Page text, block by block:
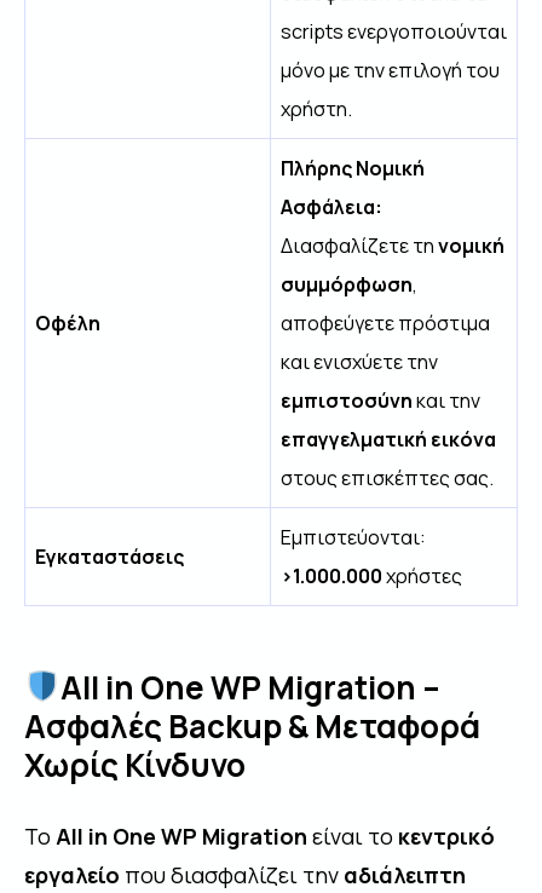
scripts ενεργοποιούνται
μόνο με την επιλογή του
χρήστη.
Οφέλη
Πλήρης Νομική
Ασφάλεια:
Διασφαλίζετε τηνομική
συμμόρφωση,
αποφεύγετε πρόστιμα
και ενισχύετε την
εμπιστοσύνηκαι την
επαγγελματική εικόνα
στους επισκέπτες σας.
Εγκαταστάσεις
Εμπιστεύονται:
>1.000.000χρήστες
All in One WP Migration –
Ασφαλές Backup & Μεταφορά
Χωρίς Κίνδυνο
Το All in One WP Migration είναι το κεντρικό
εργαλείο που διασφαλίζει την αδιάλειπτη